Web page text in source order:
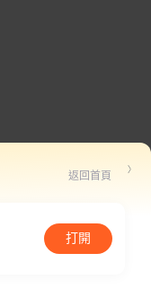
返回首頁
打開